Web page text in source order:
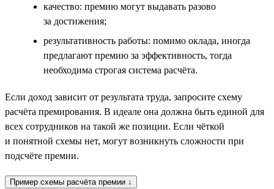
качество: премию могут выдавать разово
за достижения;
результативность работы: помимо оклада, иногда
предлагают премию за эффективность, тогда
необходима строгая система расчёта.
Если доход зависит от результата труда, запросите схему
расчёта премирования. В идеале она должна быть единой для
всех сотрудников на такой же позиции. Если чёткой
и понятной схемы нет, могут возникнуть сложности при
подсчёте премии.
Пример схемы расчёта премии ↓